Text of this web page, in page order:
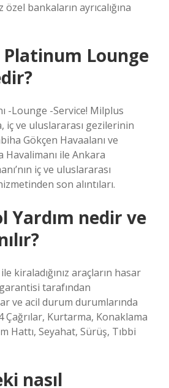
bankaların ayrıcalığına
Platinum Lounge
-Lounge -Service! Milplus
iç ve uluslararası gezilerinin
Gökçen Havaalanı ve
Havalimanı ile Ankara
iç ve uluslararası
son alıntıları.
Yardım nedir ve
kiraladığınız araçların hasar
tarafından
ve acil durum durumlarında
Çağrılar, Kurtarma, Konaklama
Hattı, Seyahat, Sürüş, Tıbbi
nasıl